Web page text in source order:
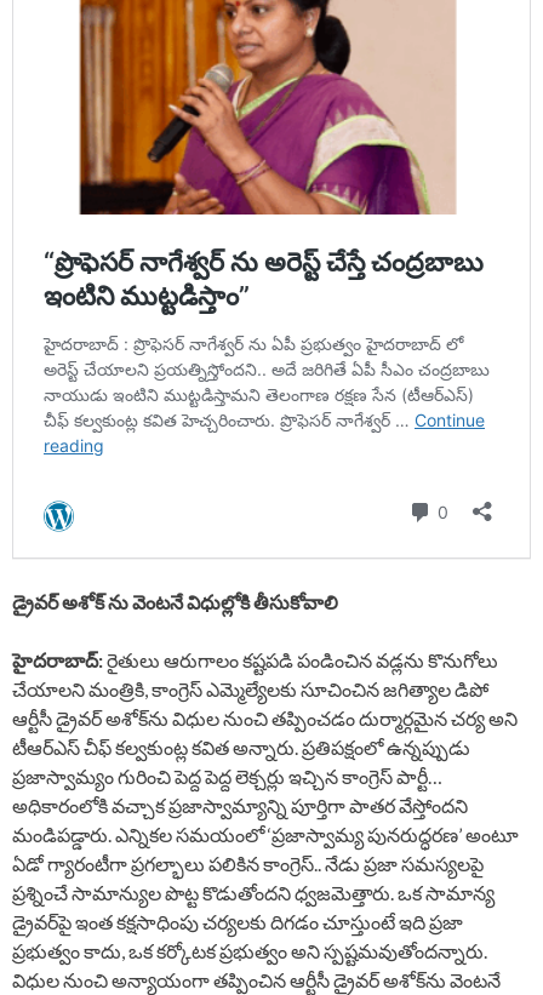
డ్రైవర్ అశోక్ ను వెంటనే విధుల్లోకి తీసుకోవాలి
హైదరాబాద్:రైతులు ఆరుగాలం కష్టపడి పండించిన వడ్లను కొనుగోలు
చేయాలని మంత్రికి, కాంగ్రెస్ ఎమ్మెల్యేలకు సూచించిన జగిత్యాల డిపో
ఆర్టీసీ డ్రైవర్ అశోక్‌ను విధుల నుంచి తప్పించడం దుర్మార్గమైన చర్య అని
టీఆర్ఎస్ చీఫ్ కల్వకుంట్ల కవిత అన్నారు. ప్రతిపక్షంలో ఉన్నప్పుడు
ప్రజాస్వామ్యం గురించి పెద్ద పెద్ద లెక్చర్లు ఇచ్చిన కాంగ్రెస్ పార్టీ…
అధికారంలోకి వచ్చాక ప్రజాస్వామ్యాన్ని పూర్తిగా పాతర వేస్తోందని
మండిపడ్డారు. ఎన్నికల సమయంలో ‘ప్రజాస్వామ్య పునరుద్ధరణ’ అంటూ
ఏడో గ్యారంటీగా ప్రగల్భాలు పలికిన కాంగ్రెస్.. నేడు ప్రజా సమస్యలపై
ప్రశ్నించే సామాన్యుల పొట్ట కొడుతోందని ధ్వజమెత్తారు. ఒక సామాన్య
డ్రైవర్‌పై ఇంత కక్షసాధింపు చర్యలకు దిగడం చూస్తుంటే ఇది ప్రజా
ప్రభుత్వం కాదు, ఒక కర్కోటక ప్రభుత్వం అని స్పష్టమవుతోందన్నారు.
విధుల నుంచి అన్యాయంగా తప్పించిన ఆర్టీసీ డ్రైవర్ అశోక్‌ను వెంటనే